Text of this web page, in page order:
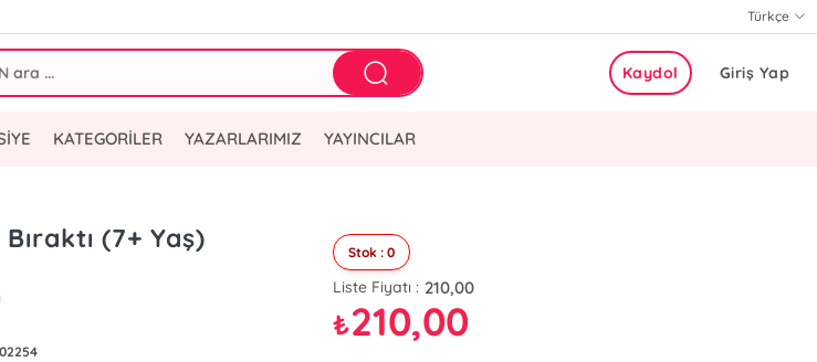
Türkçe
Giriş Yap
Kaydol
KATEGORİLER YAZARLARIMIZ YAYINCILAR
(7+ Yaş) Stok : 0
Liste Fiyatı : 210,00
₺210,00